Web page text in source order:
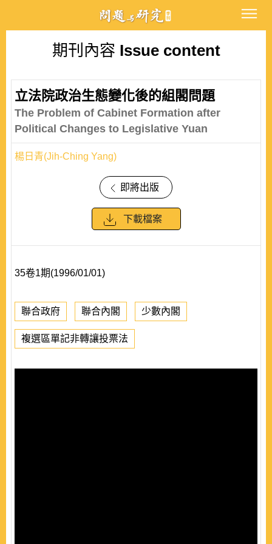
期刊內容 Issue content
立法院政治生態變化後的組閣問題
The Problem of Cabinet Formation after
Political Changes to Legislative Yuan
楊日青(Jih-Ching Yang)
即將出版
下載檔案
35卷1期(1996/01/01)
聯合政府 聯合內閣 少數內閣
複選區單記非轉讓投票法